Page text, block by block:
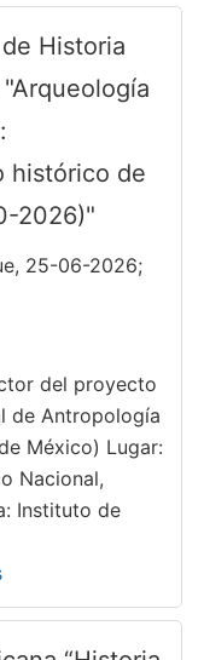
Historia
histórico de
2026)"
25-06-2026;
del proyecto
de Antropología
México) Lugar:
Nacional,
Instituto de